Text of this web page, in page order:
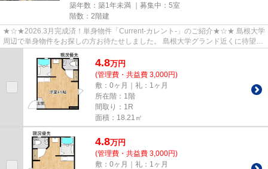
築年数：築1年未満 ｜募集中： 5室
階数：2階建
★☆★2026.3月完成済！単身物件「Current-カレント-」のご紹介★☆★ 島根大学
周辺で単身物件をお探しの方お待たせしました。 島根大学グランド近くに待望の
新築アパートが誕生します。 202...
4.8万円
(管理費・共益費 3,000円)
敷：0ヶ月｜礼：1ヶ月
所在階：1階
間取り：1R
面積：18.21㎡
4.8万円
(管理費・共益費 3,000円)
敷：0ヶ月｜礼：1ヶ月